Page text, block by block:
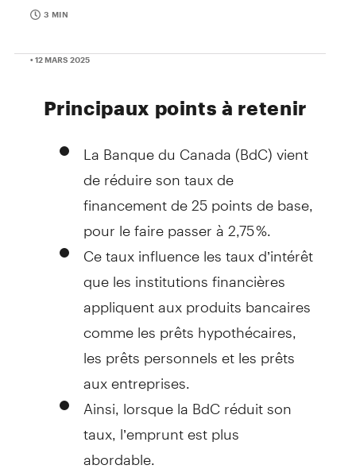
3 MIN
• 12 MARS 2025
Principaux points à retenir
La Banque du Canada (BdC) vient
de réduire son taux de
financement de 25 points de base,
pour le faire passer à 2,75 %.
Ce taux influence les taux d’intérêt
que les institutions financières
appliquent aux produits bancaires
comme les prêts hypothécaires,
les prêts personnels et les prêts
aux entreprises.
Ainsi, lorsque la BdC réduit son
taux, l’emprunt est plus
abordable.